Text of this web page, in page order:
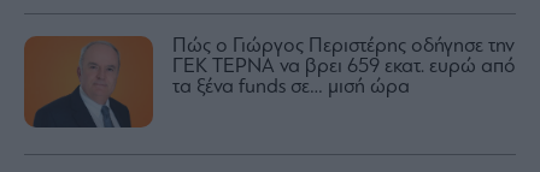
Πώς ο Γιώργος Περιστέρης οδήγησε την
ΓΕΚ ΤΕΡΝΑ να βρει 659 εκατ. ευρώ από
τα ξένα funds σε… μισή ώρα